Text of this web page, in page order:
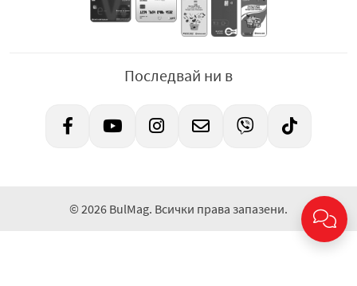
Последвай ни в
© 2026 BulMag. Всички права запазени.